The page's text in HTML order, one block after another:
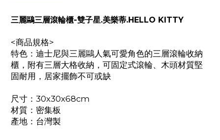
三麗鷗三層滾輪櫃-雙子星.美樂蒂.HELLO KITTY
<商品規格>
特色：迪士尼與三麗鷗人氣可愛角色的三層滾輪收納
櫃，附有三層大格收納，可固定式滾輪、木頭材質堅
固耐用 ，居家擺飾不可或缺
尺寸：30x30x68cm
材質：密集板
產地：台灣製